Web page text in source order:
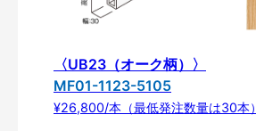
〈UB23（オーク柄）〉
MF01-1123-5105
¥26,800/本（最低発注数量は30本）